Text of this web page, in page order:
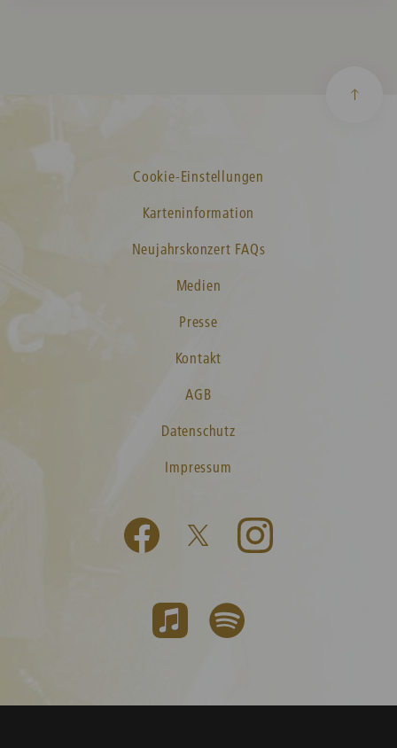
Cookie-Einstellungen
Karteninformation
Neujahrskonzert FAQs
Medien
Presse
Kontakt
AGB
Datenschutz
Impressum